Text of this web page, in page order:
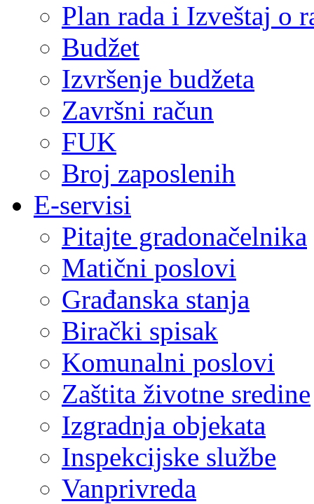
Plan rada i Izveštaj o
Budžet
Izvršenje budžeta
Završni račun
FUK
Broj zaposlenih
E-servisi
Pitajte gradonačelnika
Matični poslovi
Građanska stanja
Birački spisak
Komunalni poslovi
Zaštita životne sredine
Izgradnja objekata
Inspekcijske službe
Vanprivreda